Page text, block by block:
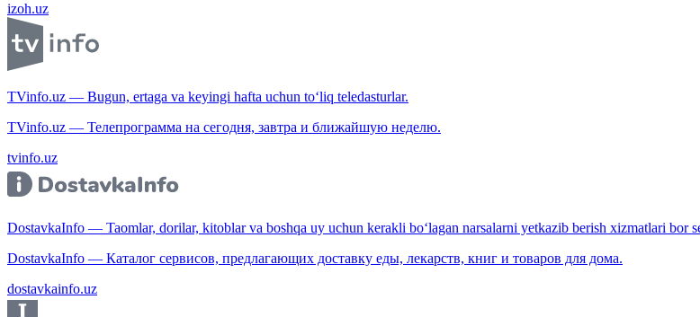
izoh.uz
TVinfo.uz — Bugun, ertaga va keyingi hafta uchun to‘liq teledasturlar.
TVinfo.uz — Телепрограмма на сегодня, завтра и ближайшую неделю.
tvinfo.uz
DostavkaInfo — Taomlar, dorilar, kitoblar va boshqa uy uchun kerakli bo‘lagan narsalarni yetkazib berish xizmatlari bor
DostavkaInfo — Каталог сервисов, предлагающих доставку еды, лекарств, книг и товаров для дома.
dostavkainfo.uz